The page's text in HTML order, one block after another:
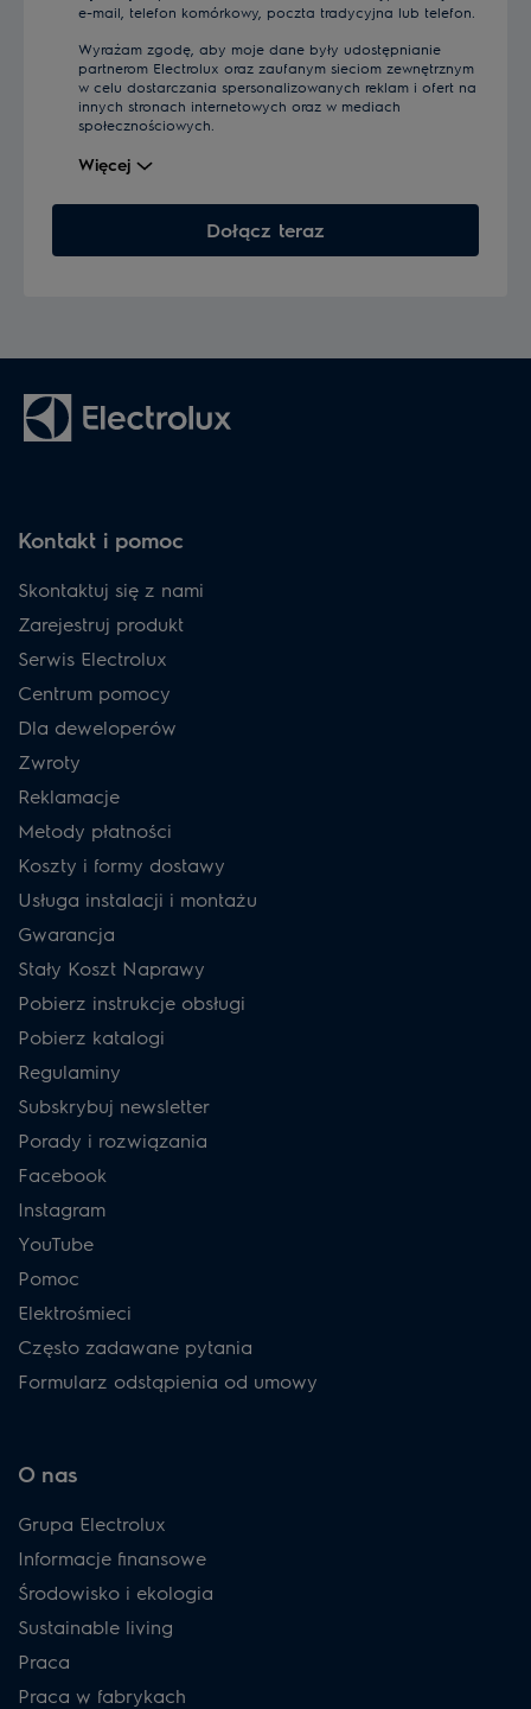
e-mail, telefon komórkowy, poczta tradycyjna lub telefon.
Wyrażam zgodę, aby moje dane były udostępnianie
partnerom Electrolux oraz zaufanym sieciom zewnętrznym
w celu dostarczania spersonalizowanych reklam i ofert na
innych stronach internetowych oraz w mediach
społecznościowych.
Więcej
Dołącz teraz
Kontakt i pomoc
Skontaktuj się z nami
Zarejestruj produkt
Serwis Electrolux
Centrum pomocy
Dla deweloperów
Zwroty
Reklamacje
Metody płatności
Koszty i formy dostawy
Usługa instalacji i montażu
Gwarancja
Stały Koszt Naprawy
Pobierz instrukcje obsługi
Pobierz katalogi
Regulaminy
Subskrybuj newsletter
Porady i rozwiązania
Facebook
Instagram
YouTube
Pomoc
Elektrośmieci
Często zadawane pytania
Formularz odstąpienia od umowy
O nas
Grupa Electrolux
Informacje finansowe
Środowisko i ekologia
Sustainable living
Praca
Praca w fabrykach